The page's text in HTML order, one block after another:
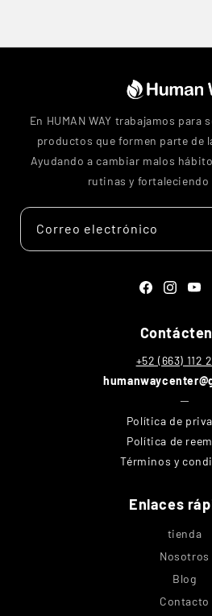
En HUMAN WAY trabajamos
productos que formen parte de
Ayudando a cambiar malos
rutinas y fortaleciendo
Correo electrónico
Facebook
+52 (663) 112
─
Política de
Política de
Términos y
Enlaces
tienda
Nosotros
Blog
Contacto